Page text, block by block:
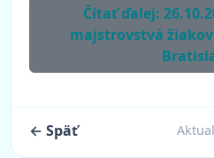
Čítať ďalej:
majstrovstvá
← Späť